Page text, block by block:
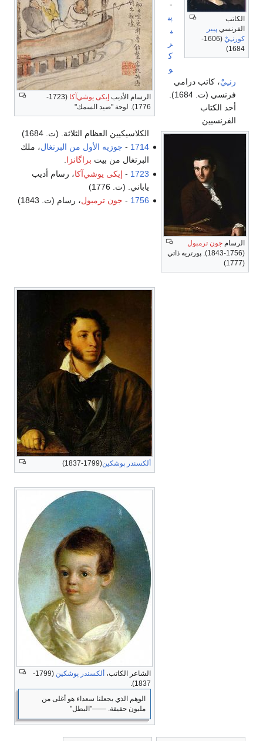
الكاتب
الفرنسي پيير
كورنـِيْ
(1606-
1684)
الرسام الأديب إيكى يوشي‌آكا
(1723-
1776). لوحة "صيد السمك"
الرسام جون ترمبول
(1756-1843). پورتريه ذاتي
(1777)
-
پي
ي
ر
ك
و
رنـِيْ، كاتب درامي
فرنسي (ت. 1684).
أحد الكتاب
الفرنسيين
الكلاسيكيين العظام الثلاثة. (ت. 1684)
1714
- جوزيه الأول من البرتغال، ملك
البرتغال من بيت براگانزا.
1723
- إيكى يوشي‌آكا، رسام أديب
ياباني. (ت. 1776)
1756
- جون ترمبول، رسام (ت. 1843)
ألكسندر پوشكين(1799-1837)
الشاعر الكاتب، ألكسندر پوشكين
(1799-
1837).
الوهم الذي يجعلنا سعداء هو أغلى من
مليون حقيقة. ――"البطل"